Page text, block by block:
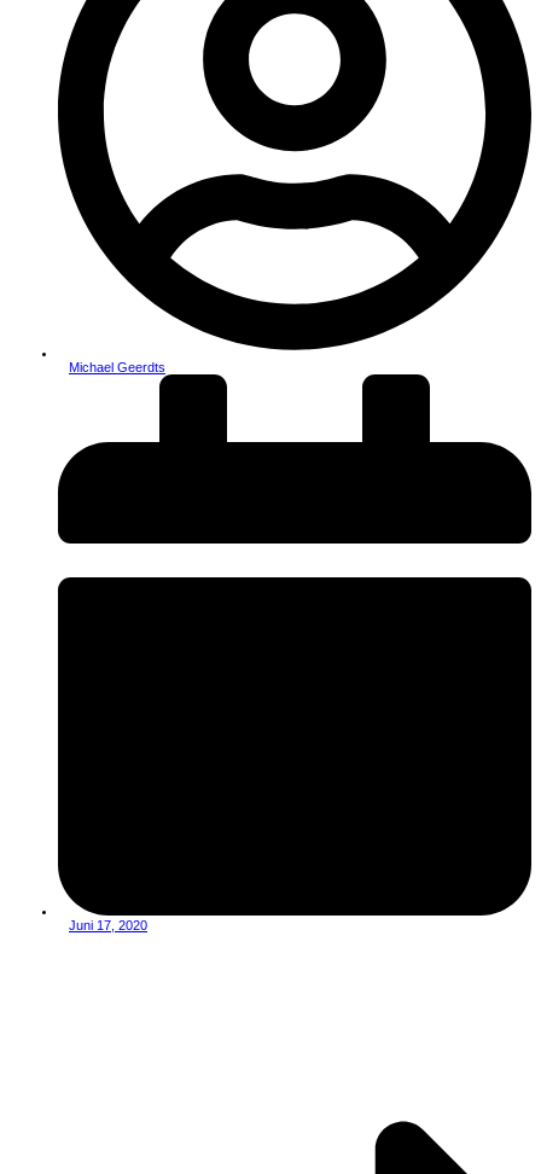
Michael Geerdts
Juni 17, 2020